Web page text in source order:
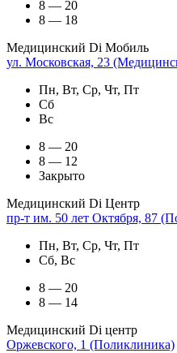
8 — 20
8 — 18
Медицинский Di Мобиль
ул. Московская, 23
Пн, Вт, Ср, Чт, Пт
Сб
Вс
8 — 20
8 — 12
Закрыто
Медицинский Di Центр
пр-т им. 50 лет Октября, 87
Пн, Вт, Ср, Чт, Пт
Сб, Вс
8 — 20
8 — 14
Медицинский Di центр
Оржевского, 1 (Поликлиника)